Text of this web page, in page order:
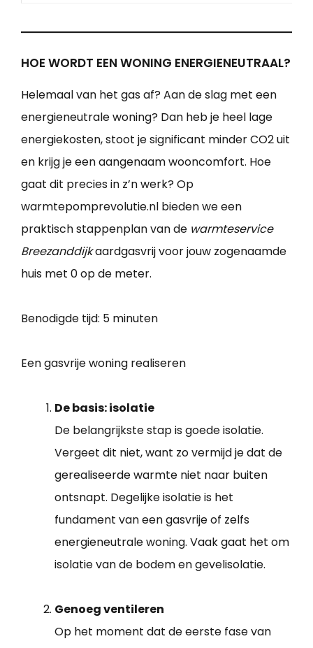
HOE WORDT EEN WONING ENERGIENEUTRAAL?
Helemaal van het gas af? Aan de slag met een
energieneutrale woning? Dan heb je heel lage
energiekosten, stoot je significant minder CO2 uit
en krijg je een aangenaam wooncomfort. Hoe
gaat dit precies in z’n werk? Op
warmtepomprevolutie.nl bieden we een
praktisch stappenplan van de warmteservice
Breezanddijkaardgasvrij voor jouw zogenaamde
huis met 0 op de meter.
Benodigde tijd: 5 minuten
Een gasvrije woning realiseren
De basis: isolatie
De belangrijkste stap is goede isolatie.
Vergeet dit niet, want zo vermijd je dat de
gerealiseerde warmte niet naar buiten
ontsnapt. Degelijke isolatie is het
fundament van een gasvrije of zelfs
energieneutrale woning. Vaak gaat het om
isolatie van de bodem en gevelisolatie.
Genoeg ventileren
Op het moment dat de eerste fase van